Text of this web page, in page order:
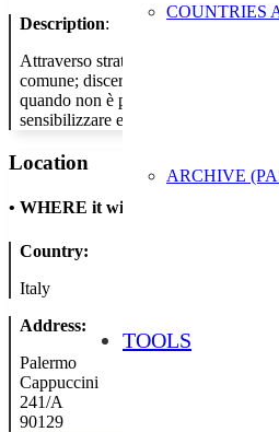
COUNTRIES
ARCHIVE
TOOLS
Description:
Attraverso strategie quali
comune; discernimento dei materiali
quando non è più possibile ripararli
sensibilizzare e trainare verso azioni
Location
• WHERE it will take place
Country:
Italy
Address:
Palermo
Cappuccini
241/A
90129